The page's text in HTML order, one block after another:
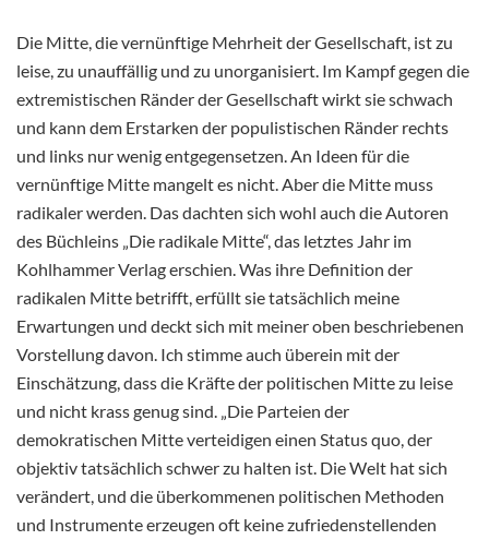
Die Mitte, die vernünftige Mehrheit der Gesellschaft, ist zu
leise, zu unauffällig und zu unorganisiert. Im Kampf gegen die
extremistischen Ränder der Gesellschaft wirkt sie schwach
und kann dem Erstarken der populistischen Ränder rechts
und links nur wenig entgegensetzen. An Ideen für die
vernünftige Mitte mangelt es nicht. Aber die Mitte muss
radikaler werden. Das dachten sich wohl auch die Autoren
des Büchleins „Die radikale Mitte“, das letztes Jahr im
Kohlhammer Verlag erschien. Was ihre Definition der
radikalen Mitte betrifft, erfüllt sie tatsächlich meine
Erwartungen und deckt sich mit meiner oben beschriebenen
Vorstellung davon. Ich stimme auch überein mit der
Einschätzung, dass die Kräfte der politischen Mitte zu leise
und nicht krass genug sind. „Die Parteien der
demokratischen Mitte verteidigen einen Status quo, der
objektiv tatsächlich schwer zu halten ist. Die Welt hat sich
verändert, und die überkommenen politischen Methoden
und Instrumente erzeugen oft keine zufriedenstellenden